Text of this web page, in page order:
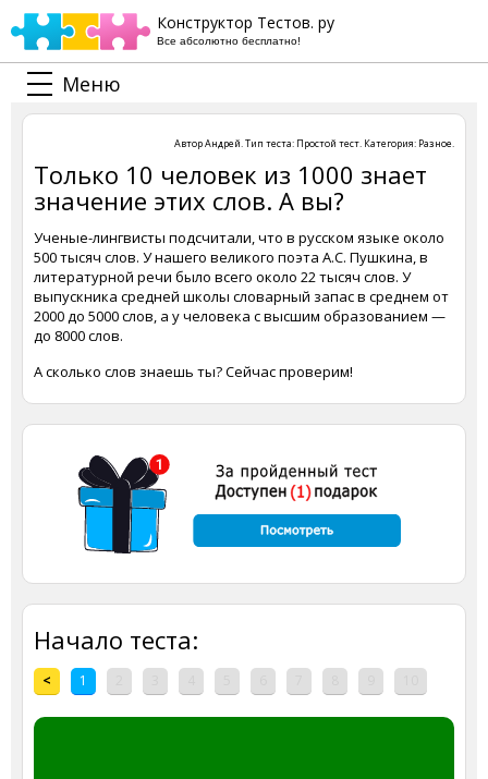
Конструктор Тестов. ру
Все абсолютно бесплатно!
Меню
АвторАндрей. Тип теста: Простой тест. Категория: Разное.
Только 10 человек из 1000 знает
значение этих слов. А вы?
Ученые-лингвисты подсчитали, что в русском языке около
500 тысяч слов. У нашего великого поэта А.С. Пушкина, в
литературной речи было всего около 22 тысяч слов. У
выпускника средней школы словарный запас в среднем от
2000 до 5000 слов, а у человека с высшим образованием —
до 8000 слов.
А сколько слов знаешь ты? Сейчас проверим!
Начало теста:
< 1